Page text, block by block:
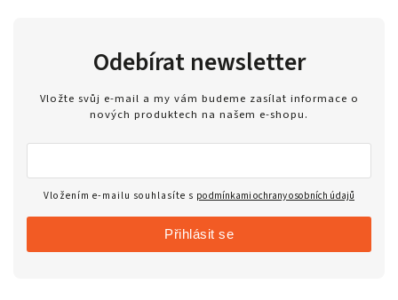
Odebírat newsletter
Vložte svůj e-mail a my vám budeme zasílat informace o
nových produktech na našem e-shopu.
Vložením e-mailu souhlasíte s podmínkami ochrany osobních údajů
Přihlásit se